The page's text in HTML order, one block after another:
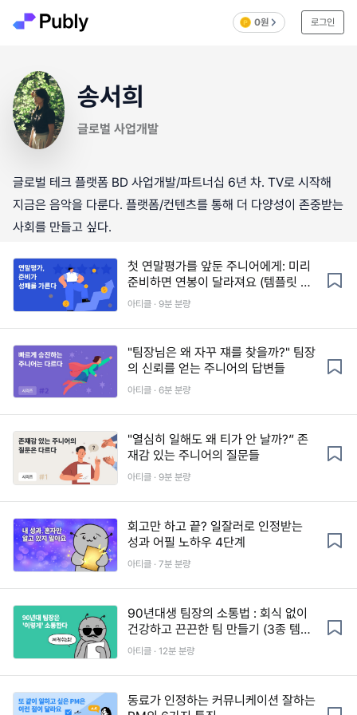
0원 로그인
송서희
글로벌 사업개발
글로벌 테크 플랫폼 BD 사업개발/파트너십 6년 차. TV로 시작해
지금은 음악을 다룬다. 플랫폼/컨텐츠를 통해 더 다양성이 존중받는
사회를 만들고 싶다.
첫 연말평가를 앞둔 주니어에게: 미리
준비하면 연봉이 달라져요 (템플릿 제
공)
아티클 · 9분 분량
"팀장님은 왜 자꾸 쟤를 찾을까?" 팀장
의 신뢰를 얻는 주니어의 답변들
아티클 · 6분 분량
"열심히 일해도 왜 티가 안 날까?” 존
재감 있는 주니어의 질문들
아티클 · 9분 분량
회고만 하고 끝? 일잘러로 인정받는
성과 어필 노하우 4단계
아티클 · 7분 분량
90년대생 팀장의 소통법 : 회식 없이
건강하고 끈끈한 팀 만들기 (3종 템플
릿)
아티클 · 12분 분량
동료가 인정하는 커뮤니케이션 잘하는